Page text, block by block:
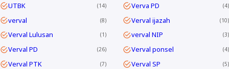
UTBK 14 Verva PD 4
verval 8 Verval ijazah 10
Verval Lulusan 1 verval NIP 3
Verval PD 26 Verval ponsel 4
Verval PTK 7 Verval SP 5